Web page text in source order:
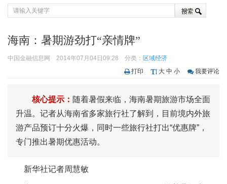
海南：暑期游劲打“亲情牌”
中国金融信息网 2014年07月04日09:28 分类： 区域经济
打印
大 中 小 我要评论
核心提示： 随着暑假来临，海南暑期旅游市场全面
升温。记者从海南省多家旅行社了解到，目前境内外旅
游产品预订十分火爆，同时一些旅行社打出“优惠牌”，
专门推出暑期优惠活动。
新华社记者周慧敏